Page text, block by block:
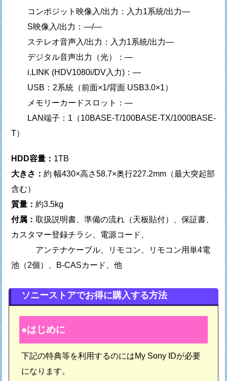
コンポジット映像入/出力：入力1系統/出力—
S映像入/出力：—/—
ステレオ音声入/出力：入力1系統/出力—
デジタル音声出力（光）：—
i.LINK (HDV1080i/DV入力)：—
USB：2系統（前面×1/背面 USB3.0×1）
メモリーカードスロット：—
LAN端子：1（10BASE-T/100BASE-TX/1000BASE-
T）
HDD容量： 1TB
大きさ： 約 幅430×高さ58.7×奥行227.2mm（最大突起部
含む）
質量： 約3.5kg
付属： 取扱説明書、準備の流れ（天板貼付）、保証書、
カスタマー登録チラシ、電源コード、
アンテナケーブル、リモコン、リモコン用単4電
池（2個）、B-CASカード、他
ソニーストアでお得に購入する方法
はじめに
下記の特典等を利用するのにはMy Sony IDが必要
になります。